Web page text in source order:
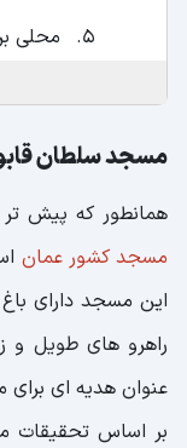
محلی
فرش
جمع
مسجد سلطان
همانطور که پیش
مسجد کشور عمان
این مسجد دارای
راهرو های طویل
عنوان هدیه ای برای